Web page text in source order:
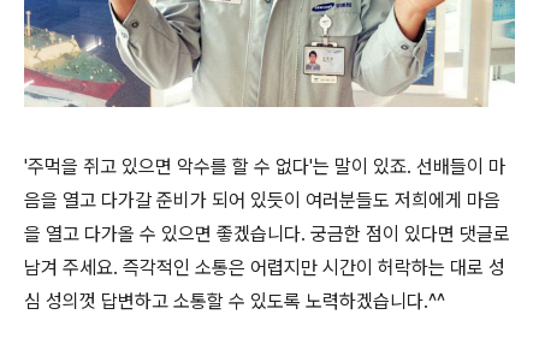
'주먹을 쥐고 있으면 악수를 할 수 없다'는 말이 있죠. 선배들이 마
음을 열고 다가갈 준비가 되어 있듯이 여러분들도 저희에게 마음
을 열고 다가올 수 있으면 좋겠습니다. 궁금한 점이 있다면 댓글로
남겨 주세요. 즉각적인 소통은 어렵지만 시간이 허락하는 대로 성
심 성의껏 답변하고 소통할 수 있도록 노력하겠습니다.^^